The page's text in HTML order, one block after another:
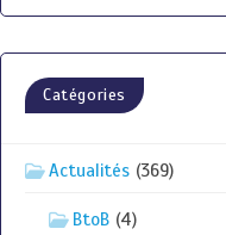
Catégories
Actualités (369)
BtoB (4)